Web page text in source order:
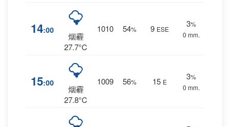
14:00
烟霾
27.7°C
1010 54% 9 ESE
3%
0 mm.
15:00
烟霾
27.8°C
1009 56% 15 E
3%
0 mm.